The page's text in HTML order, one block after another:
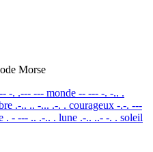
Morse
-. .--- --- monde -- --- -. -.. .
.-.. .. -... .-. . courageux -.-. ---
. - --- .. .-.. . lune .-.. ..- -. . soleil